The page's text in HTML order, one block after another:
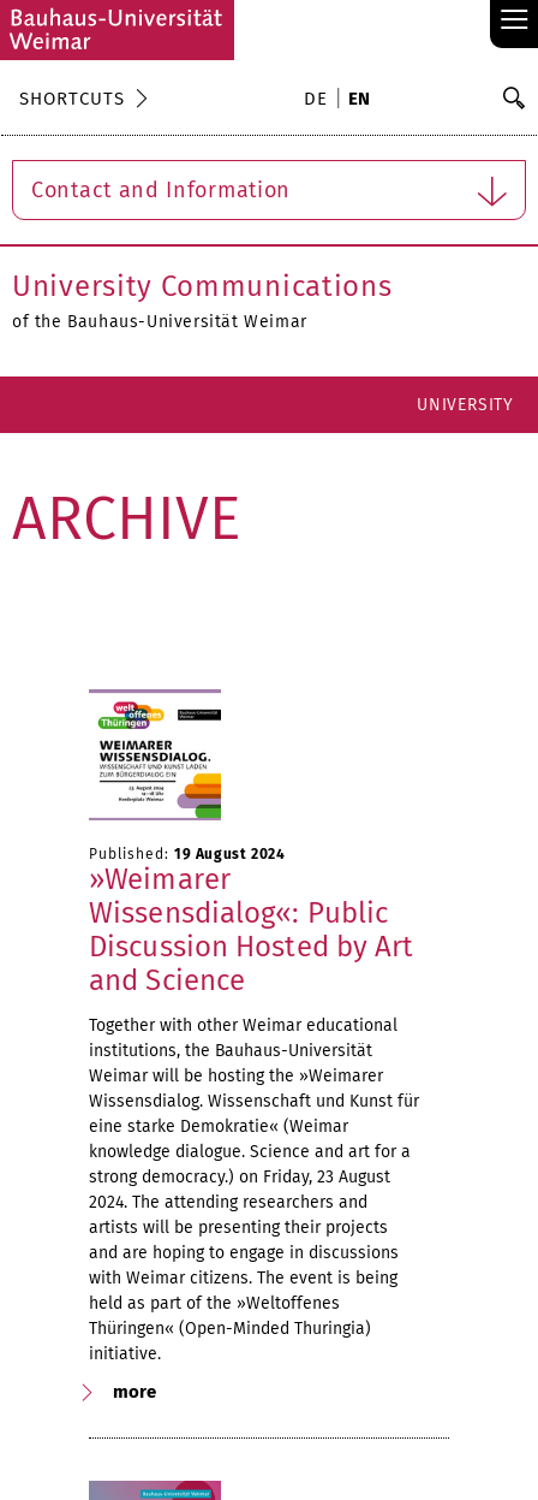
≡
SHORTCUTS DE EN
Contact and Information
University Communications
of the Bauhaus-Universität Weimar
UNIVERSITY
ARCHIVE
Published: 19 August 2024
»Weimarer
Wissensdialog«: Public
Discussion Hosted by Art
and Science
Together with other Weimar educational
institutions, the Bauhaus-Universität
Weimar will be hosting the »Weimarer
Wissensdialog. Wissenschaft und Kunst für
eine starke Demokratie« (Weimar
knowledge dialogue. Science and art for a
strong democracy.) on Friday, 23 August
2024. The attending researchers and
artists will be presenting their projects
and are hoping to engage in discussions
with Weimar citizens. The event is being
held as part of the »Weltoffenes
Thüringen« (Open-Minded Thuringia)
initiative.
more